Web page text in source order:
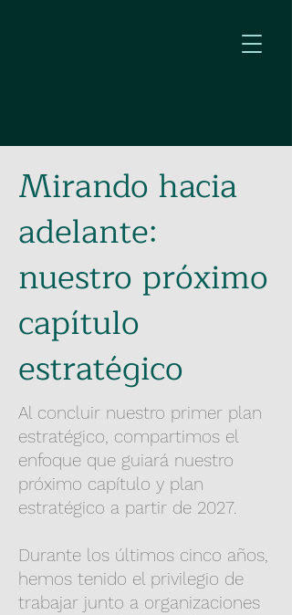
Mirando hacia
adelante:
nuestro próximo
capítulo
estratégico
Al concluir nuestro primer plan
estratégico, compartimos el
enfoque que guiará nuestro
próximo capítulo y plan
estratégico a partir de 2027.
Durante los últimos cinco años,
hemos tenido el privilegio de
trabajar junto a organizaciones